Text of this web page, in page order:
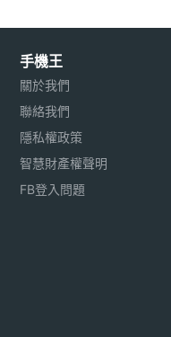
手機王
關於我們
聯絡我們
隱私權政策
智慧財產權聲明
FB登入問題